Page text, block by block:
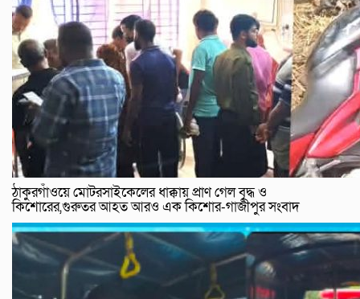
ঠাকুরগাঁওয়ে মোটরসাইকেলের ধাক্কায় প্রাণ গেল বৃদ্ধ ও
কিশোরের,গুরুতর আহত আরও এক কিশোর-গাজীপুর সংবাদ